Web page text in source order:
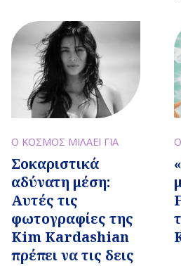
Ο ΚΟΣΜΟΣ ΜΙΛΑΕΙ ΓΙΑ
Σοκαριστικά
αδύνατη μέση:
Αυτές τις
φωτογραφίες της
Kim Kardashian
πρέπει να τις δεις